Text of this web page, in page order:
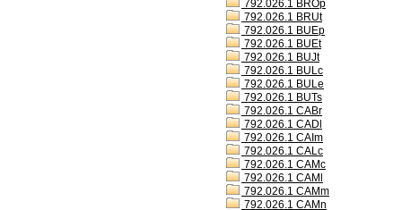
792.026.1 BROp
792.026.1 BRUt
792.026.1 BUEp
792.026.1 BUEt
792.026.1 BUJt
792.026.1 BULc
792.026.1 BULe
792.026.1 BUTs
792.026.1 CABr
792.026.1 CADl
792.026.1 CAIm
792.026.1 CALc
792.026.1 CAMc
792.026.1 CAMl
792.026.1 CAMm
792.026.1 CAMn